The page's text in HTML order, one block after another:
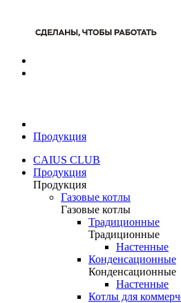
Продукция
CAIUS CLUB
Продукция
Продукция
Газовые котлы
Газовые котлы
Традиционные
Традиционные
Настенные
Конденсационные
Конденсационные
Настенные
Котлы для